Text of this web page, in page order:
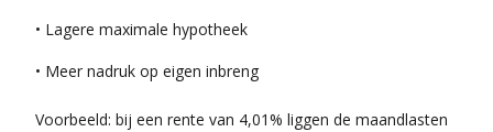
• Lagere maximale hypotheek
• Meer nadruk op eigen inbreng
Voorbeeld: bij een rente van 4,01% liggen de maandlasten